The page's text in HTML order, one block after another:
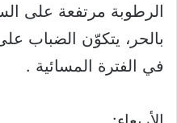
الرطوبة مرتفعة على
بالحر، يتكوّن الضباب
في الفترة المسائية .